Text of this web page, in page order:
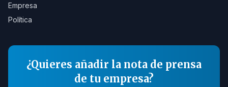
Empresa
Política
¿Quieres añadir la nota de prensa
de tu empresa?